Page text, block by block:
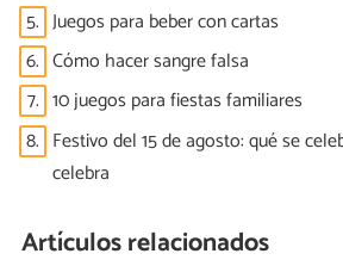
5. Juegos para beber con cartas
6. Cómo hacer sangre falsa
7. 10 juegos para fiestas familiares
8. Festivo del 15 de agosto: qué se
celebra
Artículos relacionados